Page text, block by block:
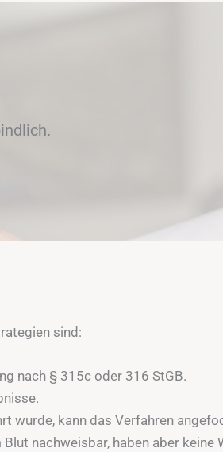
sind:
nach § 315c oder 316 StGB.
wurde, kann das Verfahren
nachweisbar, haben aber keine